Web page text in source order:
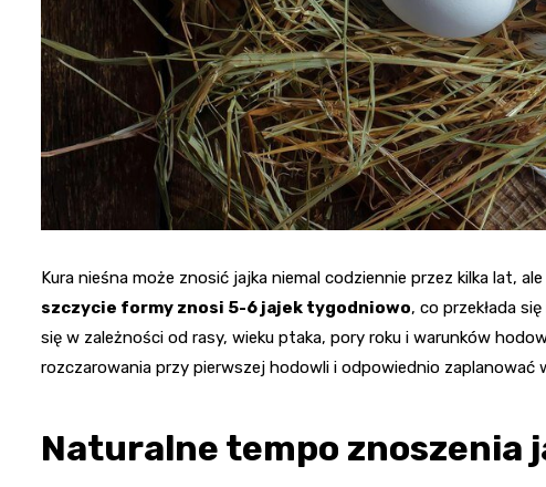
Kura nieśna może znosić jajka niemal codziennie przez kilka lat,
szczycie formy znosi 5-6 jajek tygodniowo, co przekłada
się w zależności od rasy, wieku ptaka, pory roku i warunków
rozczarowania przy pierwszej hodowli i odpowiednio zaplanować
Naturalne tempo znoszenia